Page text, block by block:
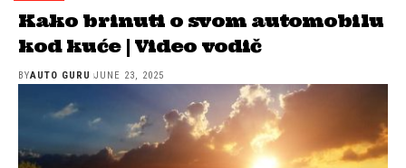
Kako brinuti o svom automobilu
kod kuće | Video vodič
BYAUTO GURU JUNE 23, 2025